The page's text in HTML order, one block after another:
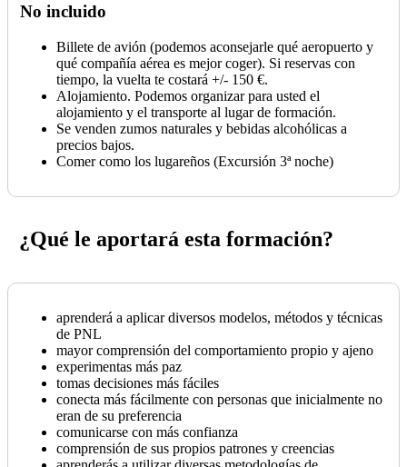
No incluido
Billete de avión (podemos aconsejarle qué aeropuerto y
qué compañía aérea es mejor coger). Si reservas con
tiempo, la vuelta te costará +/- 150 €.
Alojamiento. Podemos organizar para usted el
alojamiento y el transporte al lugar de formación.
Se venden zumos naturales y bebidas alcohólicas a
precios bajos.
Comer como los lugareños (Excursión 3ª noche)
¿Qué le aportará esta formación?
aprenderá a aplicar diversos modelos, métodos y técnicas
de PNL
mayor comprensión del comportamiento propio y ajeno
experimentas más paz
tomas decisiones más fáciles
conecta más fácilmente con personas que inicialmente no
eran de su preferencia
comunicarse con más confianza
comprensión de sus propios patrones y creencias